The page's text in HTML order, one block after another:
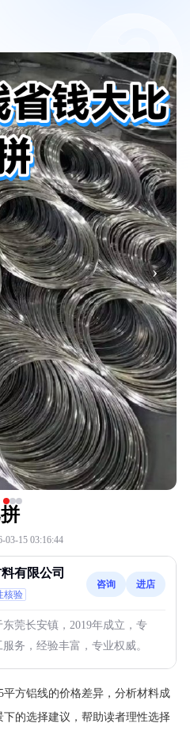
›
03-15 03:16:44
有限公司
核验
咨询 进店
莞长安镇，2019年成立，专
务，经验丰富，专业权威。
平方铝线的价格差异，分析材料成
的选择建议，帮助读者理性选择